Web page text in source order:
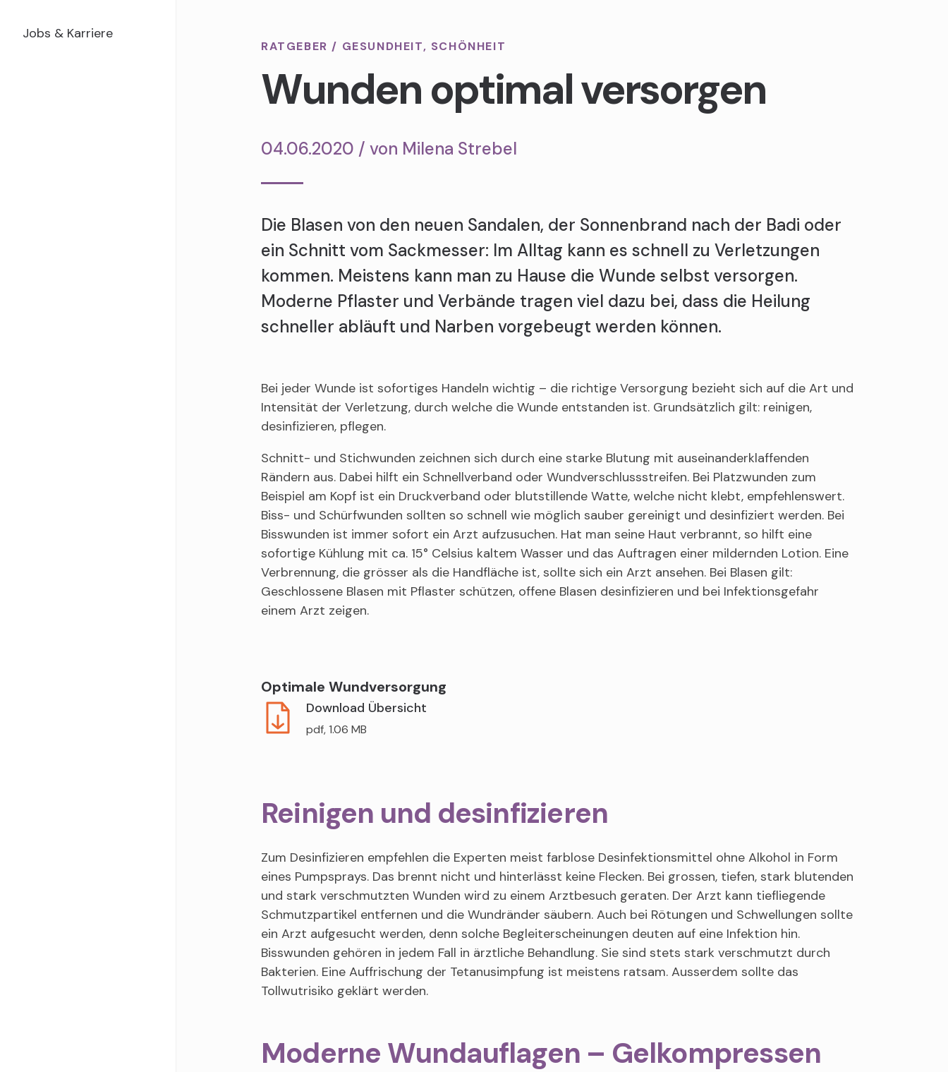
Jobs & Karriere
RATGEBER / GESUNDHEIT, SCHÖNHEIT
Wunden optimal versorgen
04.06.2020 / von Milena Strebel
Die Blasen von den neuen Sandalen, der Sonnenbrand nach der Badi oder
ein Schnitt vom Sackmesser: Im Alltag kann es schnell zu Verletzungen
kommen. Meistens kann man zu Hause die Wunde selbst versorgen.
Moderne Pflaster und Verbände tragen viel dazu bei, dass die Heilung
schneller abläuft und Narben vorgebeugt werden können.
Bei jeder Wunde ist sofortiges Handeln wichtig – die richtige Versorgung bezieht sich auf die Art und
Intensität der Verletzung, durch welche die Wunde entstanden ist. Grundsätzlich gilt: reinigen,
desinfizieren, pflegen.
Schnitt- und Stichwunden zeichnen sich durch eine starke Blutung mit auseinanderklaffenden
Rändern aus. Dabei hilft ein Schnellverband oder Wundverschlussstreifen. Bei Platzwunden zum
Beispiel am Kopf ist ein Druckverband oder blutstillende Watte, welche nicht klebt, empfehlenswert.
Biss- und Schürfwunden sollten so schnell wie möglich sauber gereinigt und desinfiziert werden. Bei
Bisswunden ist immer sofort ein Arzt aufzusuchen. Hat man seine Haut verbrannt, so hilft eine
sofortige Kühlung mit ca. 15° Celsius kaltem Wasser und das Auftragen einer mildernden Lotion. Eine
Verbrennung, die grösser als die Handfläche ist, sollte sich ein Arzt ansehen. Bei Blasen gilt:
Geschlossene Blasen mit Pflaster schützen, offene Blasen desinfizieren und bei Infektionsgefahr
einem Arzt zeigen.
Optimale Wundversorgung
Download Übersicht
pdf, 1.06 MB
Reinigen und desinfizieren
Zum Desinfizieren empfehlen die Experten meist farblose Desinfektionsmittel ohne Alkohol in Form
eines Pumpsprays. Das brennt nicht und hinterlässt keine Flecken. Bei grossen, tiefen, stark blutenden
und stark verschmutzten Wunden wird zu einem Arztbesuch geraten. Der Arzt kann tiefliegende
Schmutzpartikel entfernen und die Wundränder säubern. Auch bei Rötungen und Schwellungen sollte
ein Arzt aufgesucht werden, denn solche Begleiterscheinungen deuten auf eine Infektion hin.
Bisswunden gehören in jedem Fall in ärztliche Behandlung. Sie sind stets stark verschmutzt durch
Bakterien. Eine Auffrischung der Tetanusimpfung ist meistens ratsam. Ausserdem sollte das
Tollwutrisiko geklärt werden.
Moderne Wundauflagen – Gelkompressen